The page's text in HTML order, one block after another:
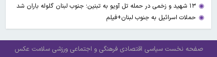
۱۳ شهید و زخمی در حمله تل آویو به تبنین؛ جنوب لبنان گلوله باران شد
حملات اسرائیل به جنوب لبنان+فیلم
صفحه نخست سیاسی اقتصادی فرهنگی و اجتماعی ورزشی سلامت عکس